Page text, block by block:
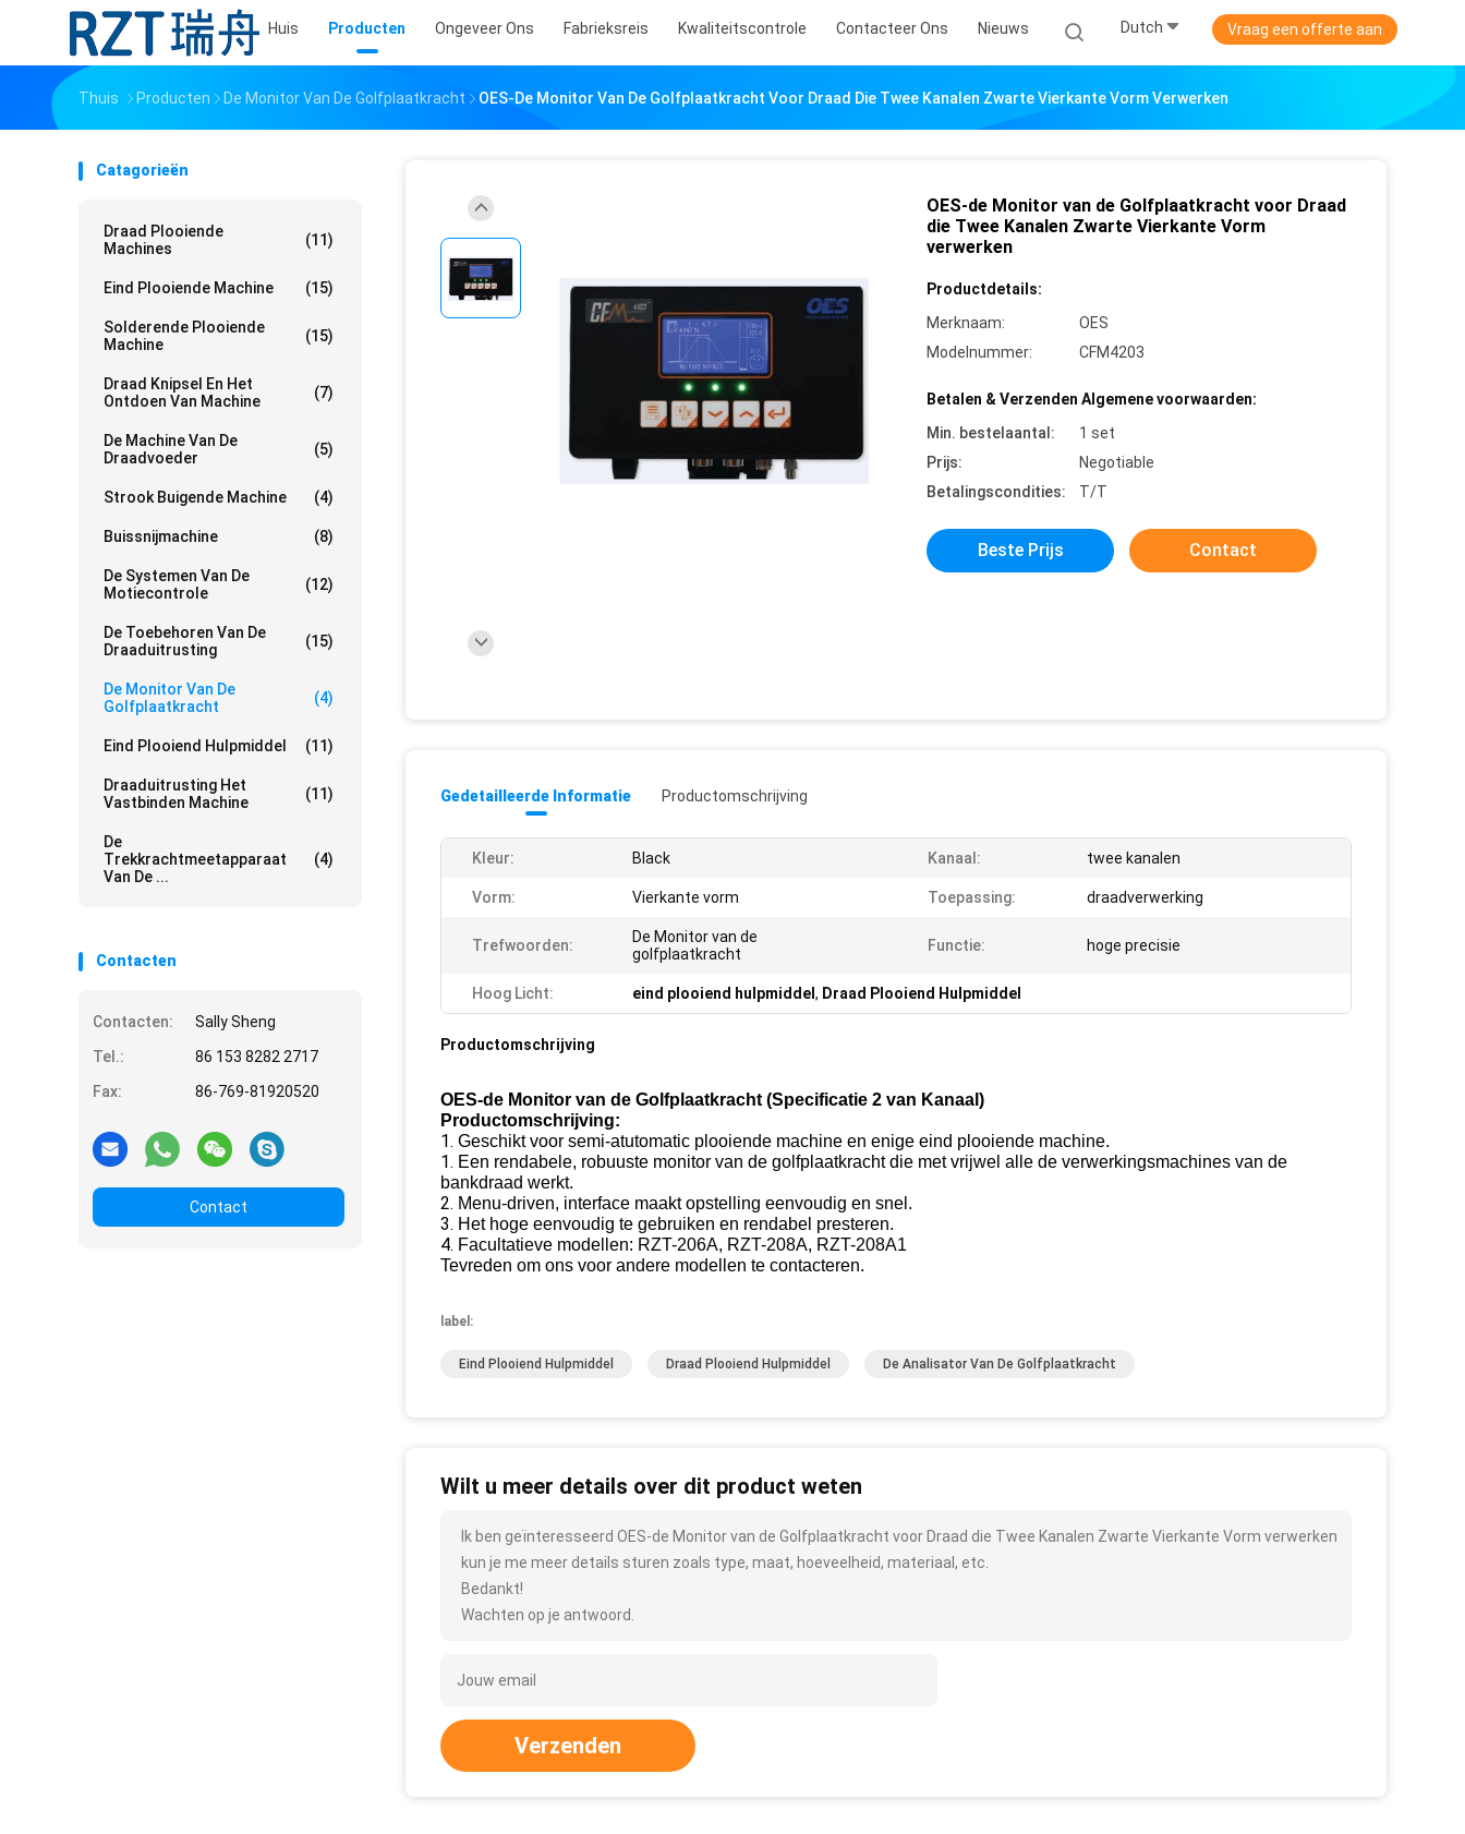
Huis Producten Ongeveer Ons Fabrieksreis Kwaliteitscontrole Contacteer Ons Nieuws Dutch Vraag een offerte aan
Thuis Producten De Monitor Van De Golfplaatkracht OES-De Monitor Van De Golfplaatkracht Voor Draad Die Twee Kanalen Zwarte Vierkante Vorm Verwerken
Catagorieën
Draad Plooiende
Machines
(11)
Eind Plooiende Machine (15)
Solderende Plooiende
Machine
(15)
Draad Knipsel En Het
Ontdoen Van Machine
(7)
De Machine Van De
Draadvoeder
(5)
Strook Buigende Machine (4)
Buissnijmachine (8)
De Systemen Van De
Motiecontrole
(12)
De Toebehoren Van De
Draaduitrusting
(15)
De Monitor Van De
Golfplaatkracht
(4)
Eind Plooiend Hulpmiddel (11)
Draaduitrusting Het
Vastbinden Machine
(11)
De
Trekkrachtmeetapparaat
Van De ...
(4)
Contacten
Contacten:
Sally Sheng
Tel.:
86 153 8282 2717
Fax:
86-769-81920520
Contact
OES-de Monitor van de Golfplaatkracht voor Draad
die Twee Kanalen Zwarte Vierkante Vorm
verwerken
Productdetails:
Merknaam:
OES
Modelnummer:
CFM4203
Betalen & Verzenden Algemene voorwaarden:
Min. bestelaantal:
1 set
Prijs:
Negotiable
Betalingscondities:
T/T
Beste Prijs Contact
Gedetailleerde Informatie Productomschrijving
Kleur: Black Kanaal: twee kanalen
Vorm: Vierkante vorm Toepassing: draadverwerking
Trefwoorden:
De Monitor van de
golfplaatkracht
Functie: hoge precisie
Hoog Licht: eind plooiend hulpmiddel , Draad Plooiend Hulpmiddel
Productomschrijving
OES-de Monitor van de Golfplaatkracht (Specificatie 2 van Kanaal)
Productomschrijving:
1. Geschikt voor semi-atutomatic plooiende machine en enige eind plooiende machine.
1. Een rendabele, robuuste monitor van de golfplaatkracht die met vrijwel alle de verwerkingsmachines van de
bankdraad werkt.
2. Menu-driven, interface maakt opstelling eenvoudig en snel.
3. Het hoge eenvoudig te gebruiken en rendabel presteren.
4. Facultatieve modellen: RZT-206A, RZT-208A, RZT-208A1
Tevreden om ons voor andere modellen te contacteren.
label:
Eind Plooiend Hulpmiddel Draad Plooiend Hulpmiddel De Analisator Van De Golfplaatkracht
Wilt u meer details over dit product weten
Ik ben geïnteresseerd OES-de Monitor van de Golfplaatkracht voor Draad die Twee Kanalen Zwarte Vierkante Vorm verwerken
kun je me meer details sturen zoals type, maat, hoeveelheid, materiaal, etc.
Bedankt!
Wachten op je antwoord.
Verzenden